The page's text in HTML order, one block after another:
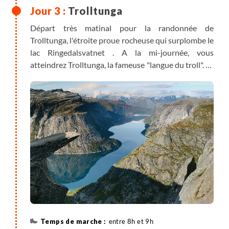
Trolltunga
Départ très matinal pour la randonnée de
Trolltunga, l'étroite proue rocheuse qui surplombe le
lac Ringedalsvatnet . A la mi-journée, vous
atteindrez Trolltunga, la fameuse "langue du troll". La
magnifique.
entre 8h et 9h